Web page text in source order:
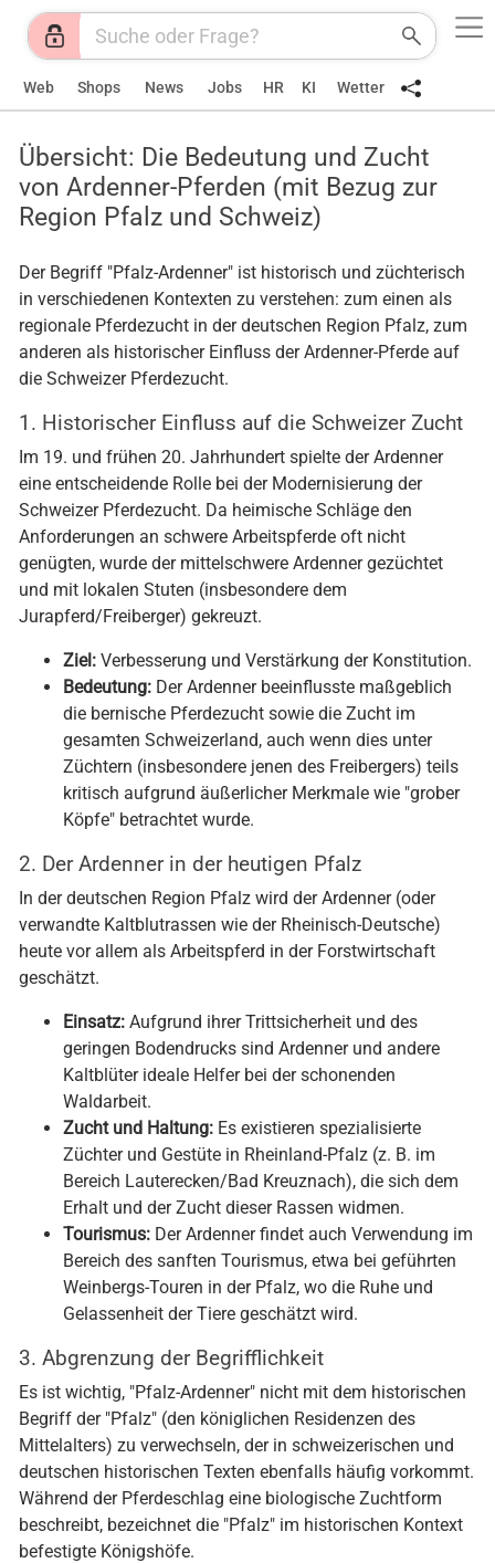
Web Shops News Jobs HR KI Wetter
Übersicht: Die Bedeutung und Zucht
von Ardenner-Pferden (mit Bezug zur
Region Pfalz und Schweiz)
Der Begriff "Pfalz-Ardenner" ist historisch und züchterisch
in verschiedenen Kontexten zu verstehen: zum einen als
regionale Pferdezucht in der deutschen Region Pfalz, zum
anderen als historischer Einfluss der Ardenner-Pferde auf
die Schweizer Pferdezucht.
1. Historischer Einfluss auf die Schweizer Zucht
Im 19. und frühen 20. Jahrhundert spielte der Ardenner
eine entscheidende Rolle bei der Modernisierung der
Schweizer Pferdezucht. Da heimische Schläge den
Anforderungen an schwere Arbeitspferde oft nicht
genügten, wurde der mittelschwere Ardenner gezüchtet
und mit lokalen Stuten (insbesondere dem
Jurapferd/Freiberger) gekreuzt.
Ziel: Verbesserung und Verstärkung der Konstitution.
Bedeutung: Der Ardenner beeinflusste maßgeblich
die bernische Pferdezucht sowie die Zucht im
gesamten Schweizerland, auch wenn dies unter
Züchtern (insbesondere jenen des Freibergers) teils
kritisch aufgrund äußerlicher Merkmale wie "grober
Köpfe" betrachtet wurde.
2. Der Ardenner in der heutigen Pfalz
In der deutschen Region Pfalz wird der Ardenner (oder
verwandte Kaltblutrassen wie der Rheinisch-Deutsche)
heute vor allem als Arbeitspferd in der Forstwirtschaft
geschätzt.
Einsatz: Aufgrund ihrer Trittsicherheit und des
geringen Bodendrucks sind Ardenner und andere
Kaltblüter ideale Helfer bei der schonenden
Waldarbeit.
Zucht und Haltung: Es existieren spezialisierte
Züchter und Gestüte in Rheinland-Pfalz (z. B. im
Bereich Lauterecken/Bad Kreuznach), die sich dem
Erhalt und der Zucht dieser Rassen widmen.
Tourismus: Der Ardenner findet auch Verwendung im
Bereich des sanften Tourismus, etwa bei geführten
Weinbergs-Touren in der Pfalz, wo die Ruhe und
Gelassenheit der Tiere geschätzt wird.
3. Abgrenzung der Begrifflichkeit
Es ist wichtig, "Pfalz-Ardenner" nicht mit dem historischen
Begriff der "Pfalz" (den königlichen Residenzen des
Mittelalters) zu verwechseln, der in schweizerischen und
deutschen historischen Texten ebenfalls häufig vorkommt.
Während der Pferdeschlag eine biologische Zuchtform
beschreibt, bezeichnet die "Pfalz" im historischen Kontext
befestigte Königshöfe.